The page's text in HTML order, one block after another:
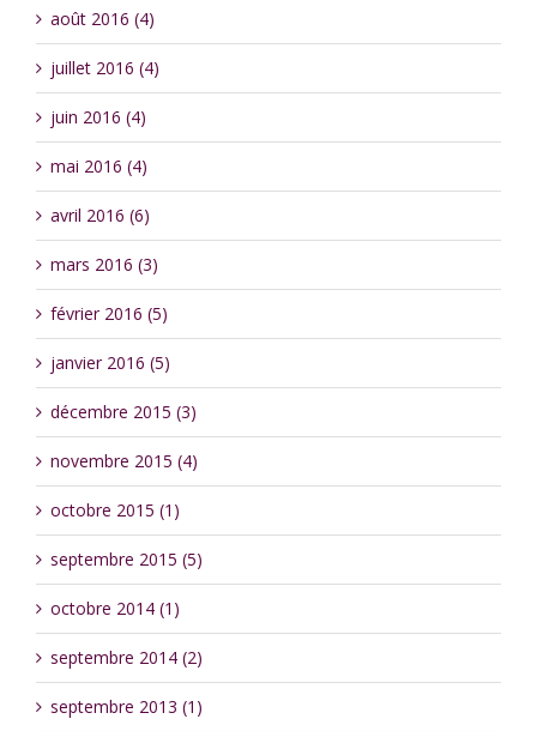
août 2016 (4)
juillet 2016 (4)
juin 2016 (4)
mai 2016 (4)
avril 2016 (6)
mars 2016 (3)
février 2016 (5)
janvier 2016 (5)
décembre 2015 (3)
novembre 2015 (4)
octobre 2015 (1)
septembre 2015 (5)
octobre 2014 (1)
septembre 2014 (2)
septembre 2013 (1)